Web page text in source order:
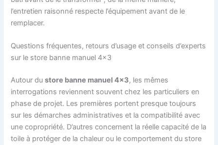
l’entretien raisonné respecte l’équipement avant de le
remplacer.
Questions fréquentes, retours d’usage et conseils d’experts
sur le store banne manuel 4×3
Autour dustore banne manuel 4×3, les mêmes
interrogations reviennent souvent chez les particuliers en
phase de projet. Les premières portent presque toujours
sur les démarches administratives et la compatibilité avec
une copropriété. D’autres concernent la réelle capacité de la
toile à protéger de la chaleur ou le comportement du store